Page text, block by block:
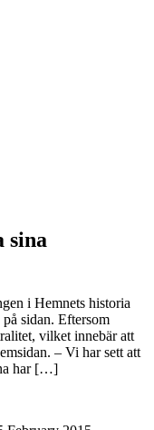
sina
i Hemnets historia
sidan. Eftersom
vilket innebär att
– Vi har sett att
har […]